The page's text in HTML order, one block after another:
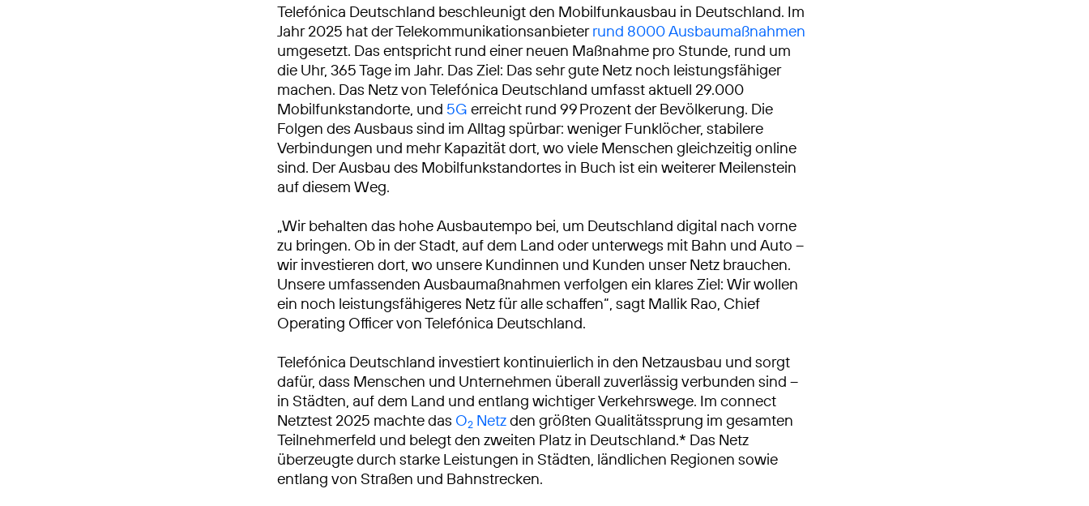
Telefónica Deutschland beschleunigt den Mobilfunkausbau in Deutschland. Im
Jahr 2025 hat der Telekommunikationsanbieterrund 8000 Ausbaumaßnahmen
umgesetzt. Das entspricht rund einer neuen Maßnahme pro Stunde, rund um
die Uhr, 365 Tage im Jahr. Das Ziel: Das sehr gute Netz noch leistungsfähiger
machen. Das Netz von Telefónica Deutschland umfasst aktuell 29.000
Mobilfunkstandorte, und 5G erreicht rund 99 Prozent der Bevölkerung. Die
Folgen des Ausbaus sind im Alltag spürbar: weniger Funklöcher, stabilere
Verbindungen und mehr Kapazität dort, wo viele Menschen gleichzeitig online
sind. Der Ausbau des Mobilfunkstandortes in Buch ist ein weiterer Meilenstein
auf diesem Weg.
„Wir behalten das hohe Ausbautempo bei, um Deutschland digital nach vorne
zu bringen. Ob in der Stadt, auf dem Land oder unterwegs mit Bahn und Auto –
wir investieren dort, wo unsere Kundinnen und Kunden unser Netz brauchen.
Unsere umfassenden Ausbaumaßnahmen verfolgen ein klares Ziel: Wir wollen
ein noch leistungsfähigeres Netz für alle schaffen“, sagt Mallik Rao, Chief
Operating Officer von Telefónica Deutschland.
Telefónica Deutschland investiert kontinuierlich in den Netzausbau und sorgt
dafür, dass Menschen und Unternehmen überall zuverlässig verbunden sind –
in Städten, auf dem Land und entlang wichtiger Verkehrswege. Im connect
Netztest 2025 machte das O2 Netzden größten Qualitätssprung im gesamten
Teilnehmerfeld und belegt den zweiten Platz in Deutschland.* Das Netz
überzeugte durch starke Leistungen in Städten, ländlichen Regionen sowie
entlang von Straßen und Bahnstrecken.